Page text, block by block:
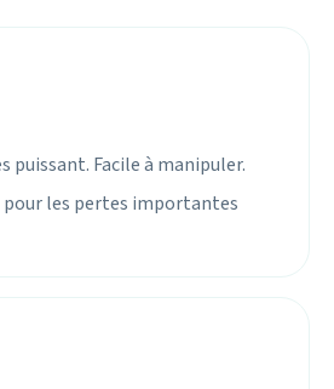
puissant. Facile à manipuler.
pour les pertes importantes